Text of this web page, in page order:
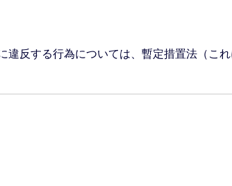
違反する行為については、暫定措置法（こ